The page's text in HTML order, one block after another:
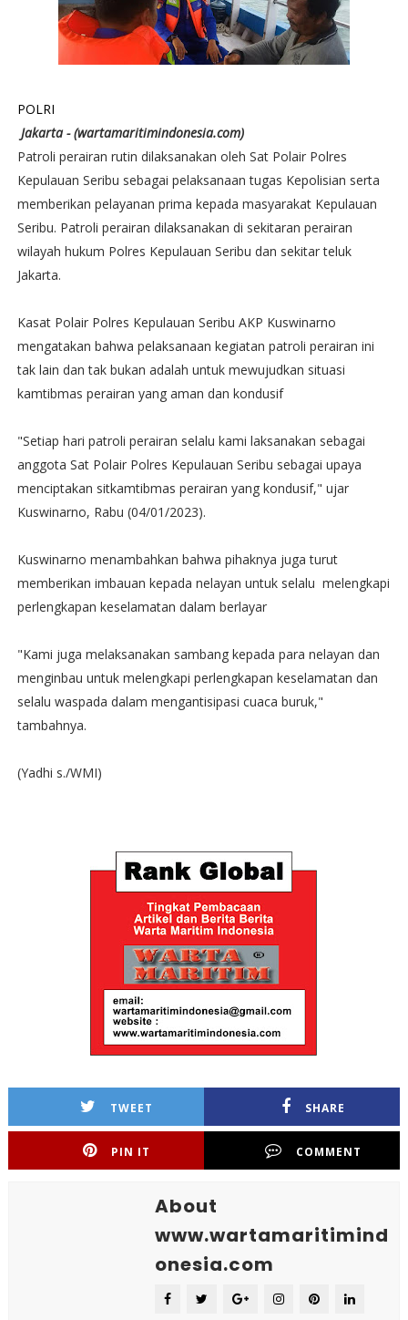
POLRI
Jakarta - (wartamaritimindonesia.com)
Patroli perairan rutin dilaksanakan oleh Sat Polair Polres
Kepulauan Seribu sebagai pelaksanaan tugas Kepolisian serta
memberikan pelayanan prima kepada masyarakat Kepulauan
Seribu. Patroli perairan dilaksanakan di sekitaran perairan
wilayah hukum Polres Kepulauan Seribu dan sekitar teluk
Jakarta.
Kasat Polair Polres Kepulauan Seribu AKP Kuswinarno
mengatakan bahwa pelaksanaan kegiatan patroli perairan ini
tak lain dan tak bukan adalah untuk mewujudkan situasi
kamtibmas perairan yang aman dan kondusif
"Setiap hari patroli perairan selalu kami laksanakan sebagai
anggota Sat Polair Polres Kepulauan Seribu sebagai upaya
menciptakan sitkamtibmas perairan yang kondusif," ujar
Kuswinarno, Rabu (04/01/2023).
Kuswinarno menambahkan bahwa pihaknya juga turut
memberikan imbauan kepada nelayan untuk selalu melengkapi
perlengkapan keselamatan dalam berlayar
"Kami juga melaksanakan sambang kepada para nelayan dan
menginbau untuk melengkapi perlengkapan keselamatan dan
selalu waspada dalam mengantisipasi cuaca buruk,"
tambahnya.
(Yadhi s./WMI)
TWEET SHARE
PIN IT COMMENT
About
www.wartamaritimind
onesia.com